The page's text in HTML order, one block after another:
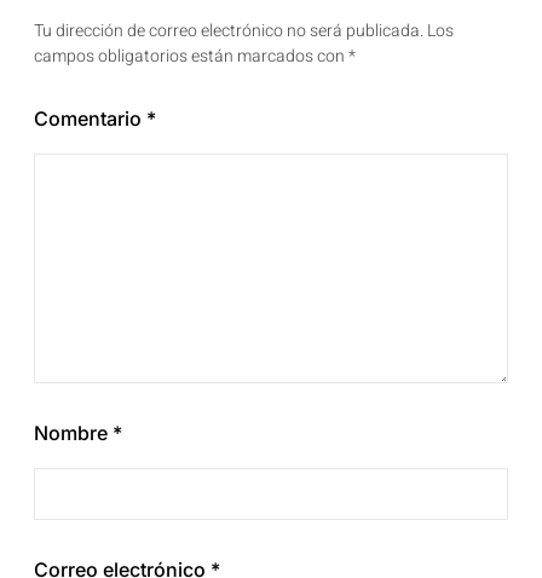
Tu dirección de correo electrónico no será publicada.Los
campos obligatorios están marcados con*
Comentario *
Nombre *
Correo electrónico *